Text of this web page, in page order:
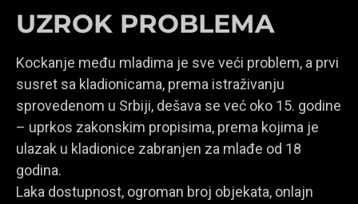
UZROK PROBLEMA
Kockanje među mladima je sve veći problem, a prvi
susret sa kladionicama, prema istraživanju
sprovedenom u Srbiji, dešava se već oko 15. godine
– uprkos zakonskim propisima, prema kojima je
ulazak u kladionice zabranjen za mlađe od 18
godina.
Laka dostupnost, ogroman broj objekata, onlajn